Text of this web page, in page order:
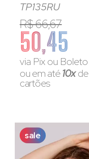
TP135RU
R$ 66,67
50,45
via Pix ou Boleto
ou em até10xde
cartões
sale